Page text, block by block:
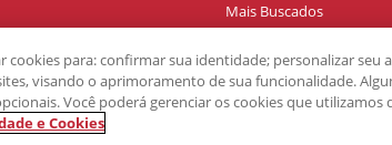
Mais Buscados
Todas as Categorias
Todas as Classes
para: confirmar sua identidade; personalizar seu
visando o aprimoramento de sua funcionalidade.
Você poderá gerenciar os cookies que utilizamos
e Cookies